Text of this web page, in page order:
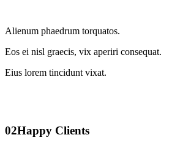
Alienum phaedrum torquatos.
Eos ei nisl graecis, vix aperiri consequat.
Eius lorem tincidunt vixat.
02Happy Clients